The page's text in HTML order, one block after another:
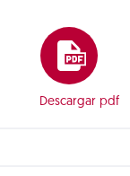
Descargar pdf